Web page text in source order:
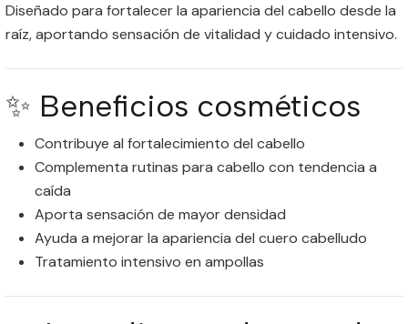
Diseñado para fortalecer la apariencia del cabello desde la
raíz, aportando sensación de vitalidad y cuidado intensivo.
✨ Beneficios cosméticos
Contribuye al fortalecimiento del cabello
Complementa rutinas para cabello con tendencia a
caída
Aporta sensación de mayor densidad
Ayuda a mejorar la apariencia del cuero cabelludo
Tratamiento intensivo en ampollas